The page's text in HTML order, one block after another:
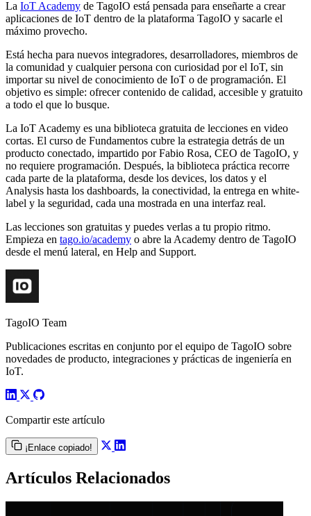
La IoT Academy de TagoIO está pensada para enseñarte a crear
aplicaciones de IoT dentro de la plataforma TagoIO y sacarle el
máximo provecho.
Está hecha para nuevos integradores, desarrolladores, miembros de
la comunidad y cualquier persona con curiosidad por el IoT, sin
importar su nivel de conocimiento de IoT o de programación. El
objetivo es simple: ofrecer contenido de calidad, accesible y gratuito
a todo el que lo busque.
La IoT Academy es una biblioteca gratuita de lecciones en video
cortas. El curso de Fundamentos cubre la estrategia detrás de un
producto conectado, impartido por Fabio Rosa, CEO de TagoIO, y
no requiere programación. Después, la biblioteca práctica recorre
cada parte de la plataforma, desde los devices, los datos y el
Analysis hasta los dashboards, la conectividad, la entrega en white-
label y la seguridad, cada una mostrada en una interfaz real.
Las lecciones son gratuitas y puedes verlas a tu propio ritmo.
Empieza en tago.io/academy o abre la Academy dentro de TagoIO
desde el menú lateral, en Help and Support.
TagoIO Team
Publicaciones escritas en conjunto por el equipo de TagoIO sobre
novedades de producto, integraciones y prácticas de ingeniería en
IoT.
Compartir este artículo
¡Enlace copiado!
Artículos Relacionados